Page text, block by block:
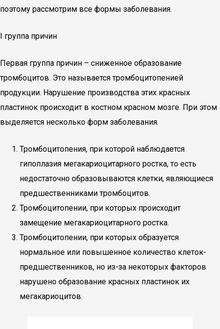
поэтому рассмотрим все формы заболевания.
I группа причин
Первая группа причин – сниженное образование
тромбоцитов. Это называется тромбоцитопенией
продукции. Нарушение производства этих красных
пластинок происходит в костном красном мозге. При этом
выделяется несколько форм заболевания.
Тромбоцитопения, при которой наблюдается
гипоплазия мегакариоцитарного ростка, то есть
недостаточно образовываются клетки, являющиеся
предшественниками тромбоцитов.
Тромбоцитопении, при которых происходит
замещение мегакариоцитарного ростка.
Тромбоцитопении, при которых образуется
нормальное или повышенное количество клеток-
предшественников, но из-за некоторых факторов
нарушено образование красных пластинок их
мегакариоцитов.